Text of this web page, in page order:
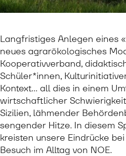
Langfristiges Anlegen eines
neues agrarökologisches
Kooperativverband,
Schüler*innen,
Kontext… all dies in einem
wirtschaftlicher
Sizilien, lähmender
sengender Hitze. In diesem
kreisten unsere Eindrücke
Besuch im Alltag von NOE.